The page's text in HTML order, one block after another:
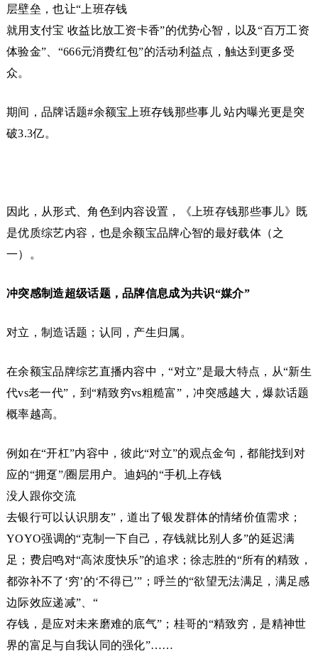
层壁垒，也让“上班存钱
就用支付宝 收益比放工资卡香”的优势心智，以及“百万工资
体验金”、“666元消费红包”的活动利益点，触达到更多受
众。
期间，品牌话题#余额宝上班存钱那些事儿 站内曝光更是突
破3.3亿。
因此，从形式、角色到内容设置，《上班存钱那些事儿》既
是优质综艺内容，也是余额宝品牌心智的最好载体（之
一）。
冲突感制造超级话题，品牌信息成为共识“媒介”
对立，制造话题；认同，产生归属。
在余额宝品牌综艺直播内容中，“对立”是最大特点，从“新生
代vs老一代”，到“精致穷vs粗糙富”，冲突感越大，爆款话题
概率越高。
例如在“开杠”内容中，彼此“对立”的观点金句，都能找到对
应的“拥趸”/圈层用户。迪妈的“手机上存钱
没人跟你交流
去银行可以认识朋友”，道出了银发群体的情绪价值需求；
YOYO强调的“克制一下自己，存钱就比别人多”的延迟满
足；费启鸣对“高浓度快乐”的追求；徐志胜的“所有的精致，
都弥补不了‘穷’的‘不得已’”；呼兰的“欲望无法满足，满足感
边际效应递减”、“
存钱，是应对未来磨难的底气”；桂哥的“精致穷，是精神世
界的富足与自我认同的强化”……